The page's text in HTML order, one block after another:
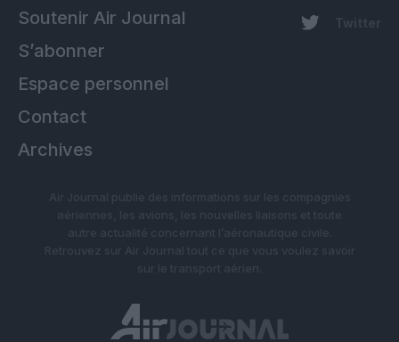
Soutenir Air Journal
S’abonner
Espace personnel
Contact
Archives